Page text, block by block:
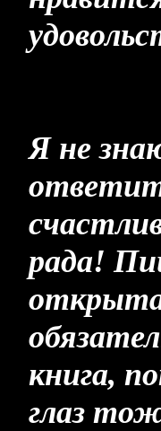
Я не
рада!
открыта
книга,
глаз